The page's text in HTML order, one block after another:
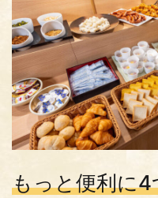
もっと便利に4